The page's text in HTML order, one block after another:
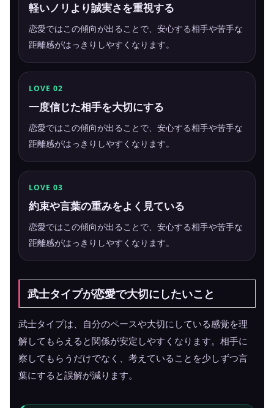
軽いノリより誠実さを重視する
恋愛ではこの傾向が出ることで、安心する相手や苦手な
距離感がはっきりしやすくなります。
LOVE 02
一度信じた相手を大切にする
恋愛ではこの傾向が出ることで、安心する相手や苦手な
距離感がはっきりしやすくなります。
LOVE 03
約束や言葉の重みをよく見ている
恋愛ではこの傾向が出ることで、安心する相手や苦手な
距離感がはっきりしやすくなります。
武士タイプが恋愛で大切にしたいこと
武士タイプは、自分のペースや大切にしている感覚を理
解してもらえると関係が安定しやすくなります。相手に
察してもらうだけでなく、考えていることを少しずつ言
葉にすると誤解が減ります。